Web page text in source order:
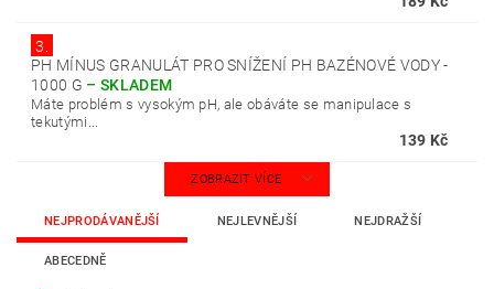
3.
PH MÍNUS GRANULÁT PRO SNÍŽENÍ PH BAZÉNOVÉ VODY -
1000 G –SKLADEM
Máte problém s vysokým pH, ale obáváte se manipulace s
tekutými...
139 Kč
ZOBRAZIT VÍCE
NEJPRODÁVANĚJŠÍ NEJLEVNĚJŠÍ NEJDRAŽŠÍ
ABECEDNĚ